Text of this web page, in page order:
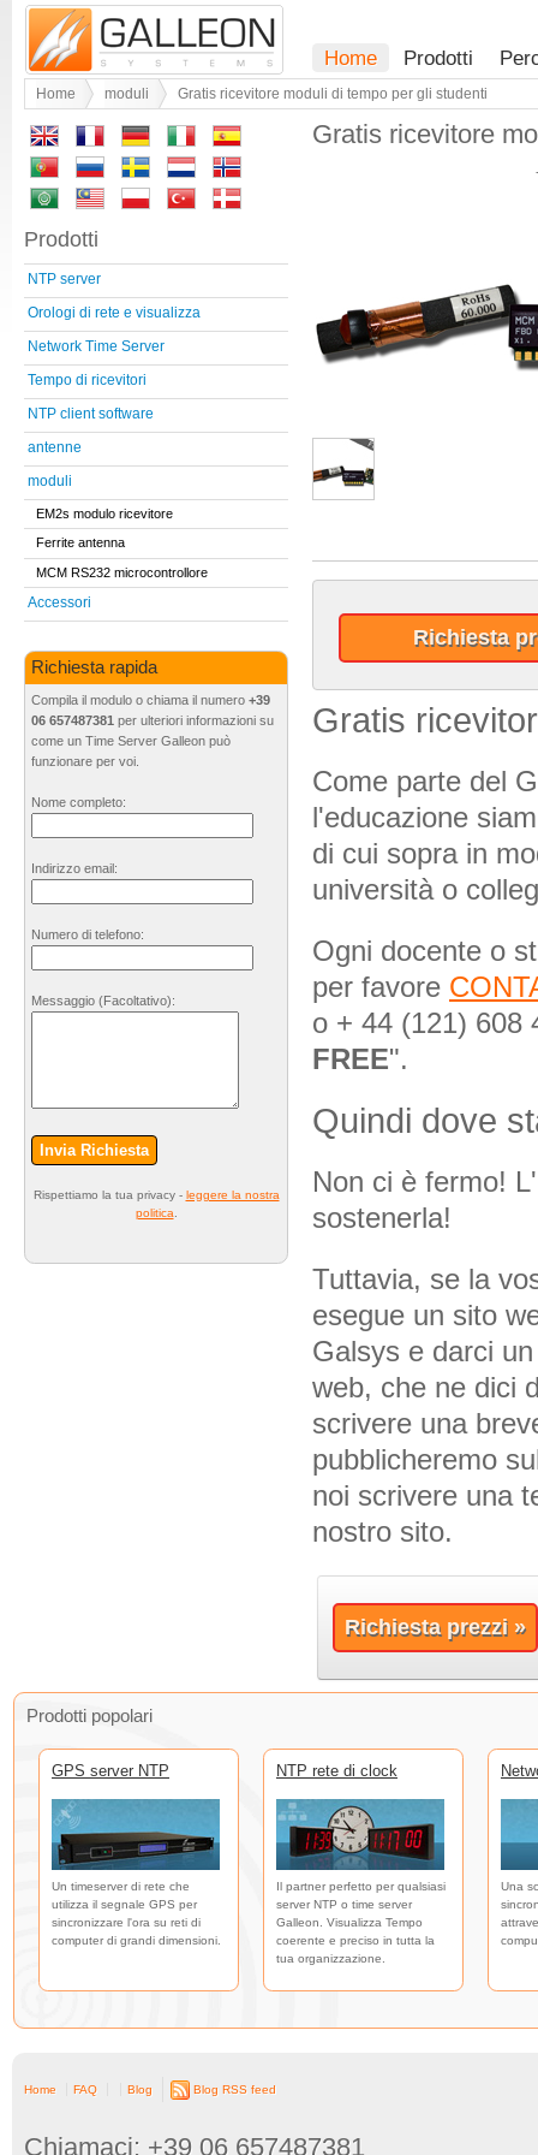
Home Prodotti
Home moduli Gratis ricevitore moduli di tempo per gli studenti
Gratis ricevitore
Richiesta
Gratis
Come parte del
l'educazione
di cui sopra in
università o
Ogni docente o
per favore
o + 44 (121) 608
FREE".
Quindi dove
Non ci è fermo!
sostenerla!
Tuttavia, se la
esegue un sito
Galsys e darci
web, che ne dici
scrivere una
pubblicheremo
noi scrivere una
nostro sito.
Richiesta prezzi »
Prodotti
NTP server
Orologi di rete e visualizza
Network Time Server
Tempo di ricevitori
NTP client software
antenne
moduli
EM2s modulo ricevitore
Ferrite antenna
MCM RS232 microcontrollore
Accessori
Richiesta rapida
Compila il modulo o chiama il numero +39
06 657487381 per ulteriori informazioni su
come un Time Server Galleon può
funzionare per voi.
Nome completo:
Indirizzo email:
Numero di telefono:
Messaggio (Facoltativo):
Invia Richiesta
Rispettiamo la tua privacy - leggere la nostra
politica.
Prodotti popolari
GPS server NTP
Un timeserver di rete che
utilizza il segnale GPS per
sincronizzare l'ora su reti di
computer di grandi dimensioni.
NTP rete di clock
Il partner perfetto per qualsiasi
server NTP o time server
Galleon. Visualizza Tempo
coerente e preciso in tutta la
tua organizzazione.
Una
Home FAQ Blog Blog RSS feed
Chiamaci: +39 06 657487381